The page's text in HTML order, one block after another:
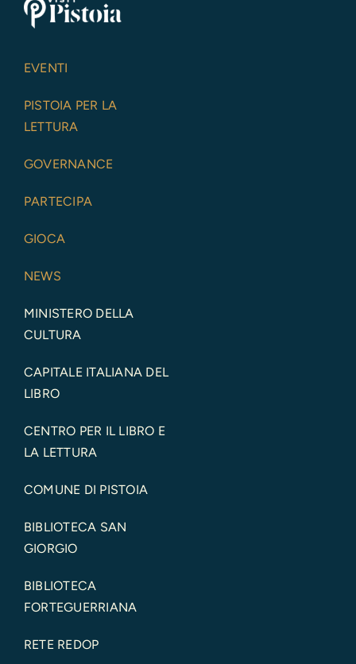
EVENTI
PISTOIA PER LA
LETTURA
GOVERNANCE
PARTECIPA
GIOCA
NEWS
MINISTERO DELLA
CULTURA
CAPITALE ITALIANA DEL
LIBRO
CENTRO PER IL LIBRO E
LA LETTURA
COMUNE DI PISTOIA
BIBLIOTECA SAN
GIORGIO
BIBLIOTECA
FORTEGUERRIANA
RETE REDOP